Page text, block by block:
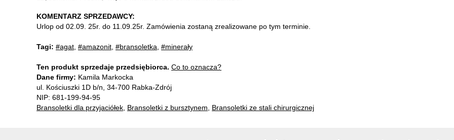
KOMENTARZ SPRZEDAWCY:
Urlop od 02.09. 25r. do 11.09.25r. Zamówienia zostaną zrealizowane po tym terminie.
Tagi: #agat #amazonit #bransoletka #minerały
Ten produkt sprzedaje przedsiębiorca. Co to oznacza?
Dane firmy: Kamila Markocka
ul. Kościuszki 1D b/n, 34-700 Rabka-Zdrój
NIP: 681-199-94-95
Bransoletki dla przyjaciółek Bransoletki z bursztynem Bransoletki ze stali chirurgicznej